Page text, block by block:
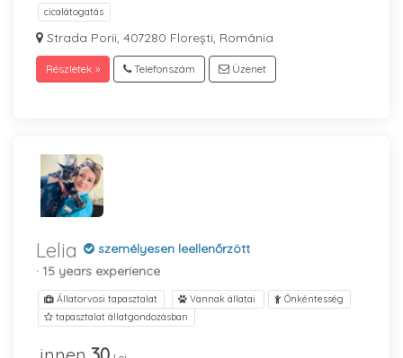
cicalátogatás
Strada Porii, 407280 Florești, România
Részletek » Telefonszám Üzenet
Lelia
személyesen leellenőrzött
· 15 years experience
Állatorvosi tapasztalat Vannak állatai
Önkéntesség
tapasztalat állatgondozásban